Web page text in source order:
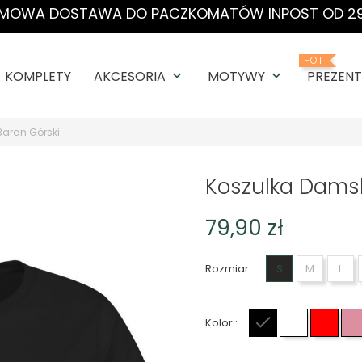
DOSTAWA DO PACZKOMATÓW INPOST OD
KOMPLETY AKCESORIA keyboard_arrow_down MOTYWY keyboard_arrow_down
HOT
Górski
Koszulka
79,90 zł
Rozmiar : S M L
Kolor :